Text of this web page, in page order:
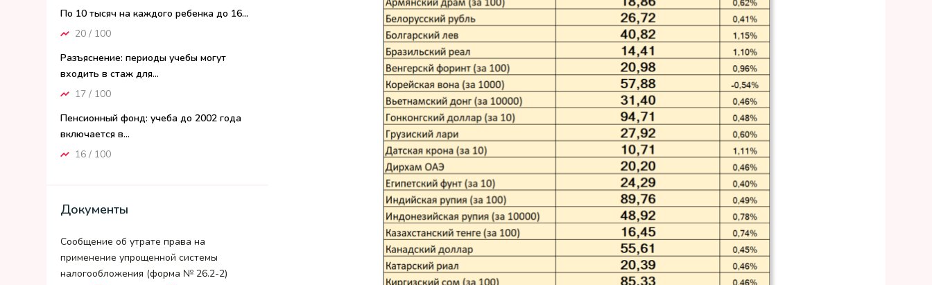
По 10 тысяч на каждого ребенка до 16...
20 / 100
Разъяснение: периоды учебы могут
входить в стаж для...
17 / 100
Пенсионный фонд: учеба до 2002 года
включается в...
16 / 100
Документы
Сообщение об утрате права на
применение упрощенной системы
налогообложения (форма № 26.2-2)